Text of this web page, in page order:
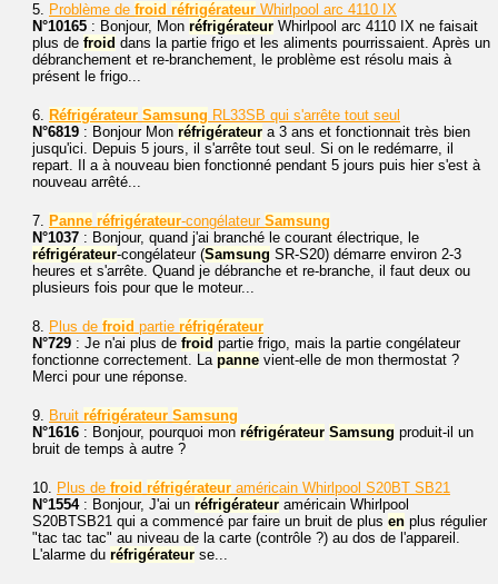
5. Problème de froid réfrigérateur Whirlpool arc 4110 IX
N°10165 : Bonjour, Mon réfrigérateur Whirlpool arc 4110 IX ne faisait
plus de froid dans la partie frigo et les aliments pourrissaient. Après un
débranchement et re-branchement, le problème est résolu mais à
présent le frigo...
6. Réfrigérateur Samsung RL33SB qui s'arrête tout seul
N°6819 : Bonjour Mon réfrigérateur a 3 ans et fonctionnait très bien
jusqu'ici. Depuis 5 jours, il s'arrête tout seul. Si on le redémarre, il
repart. Il a à nouveau bien fonctionné pendant 5 jours puis hier s'est à
nouveau arrêté...
7. Panne réfrigérateur-congélateur Samsung
N°1037 : Bonjour, quand j'ai branché le courant électrique, le
réfrigérateur-congélateur (Samsung SR-S20) démarre environ 2-3
heures et s'arrête. Quand je débranche et re-branche, il faut deux ou
plusieurs fois pour que le moteur...
8. Plus de froid partie réfrigérateur
N°729 : Je n'ai plus de froid partie frigo, mais la partie congélateur
fonctionne correctement. La panne vient-elle de mon thermostat ?
Merci pour une réponse.
9. Bruit réfrigérateur Samsung
N°1616 : Bonjour, pourquoi mon réfrigérateur Samsung produit-il un
bruit de temps à autre ?
10. Plus de froid réfrigérateur américain Whirlpool S20BT SB21
N°1554: Bonjour, J'ai un réfrigérateur américain Whirlpool
S20BTSB21 qui a commencé par faire un bruit de plus en plus régulier
"tac tac tac" au niveau de la carte (contrôle ?) au dos de l'appareil.
L'alarme du réfrigérateur se...